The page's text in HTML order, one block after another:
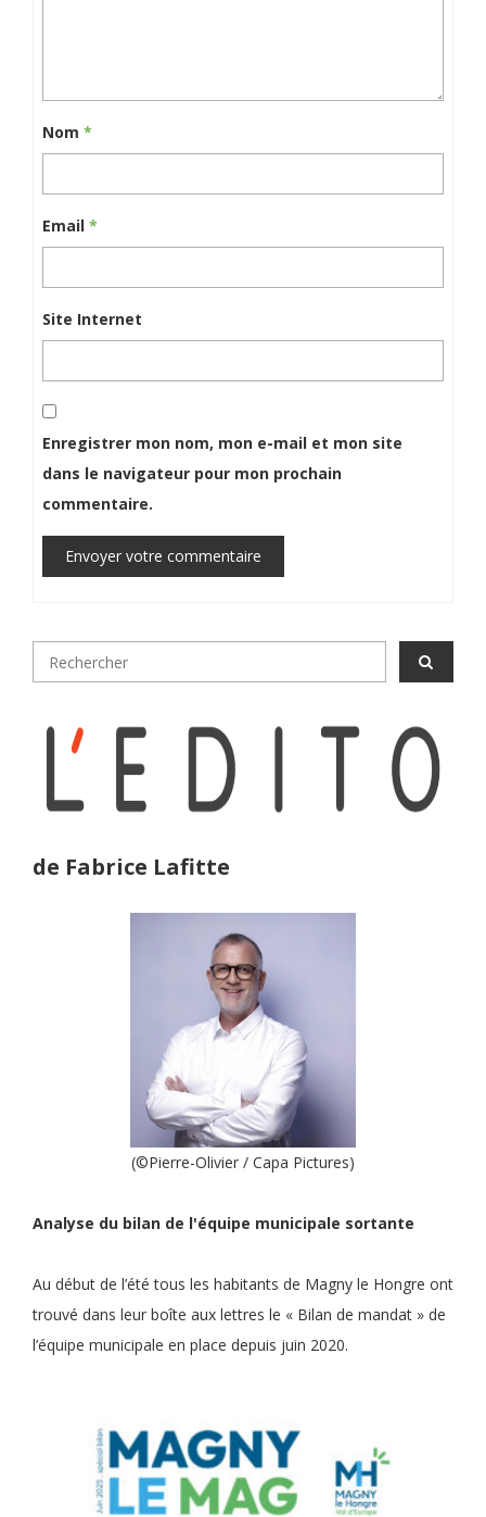
Nom *
Email *
Site Internet
Enregistrer mon nom, mon e-mail et mon site
dans le navigateur pour mon prochain
commentaire.
Envoyer votre commentaire
de Fabrice Lafitte
(©Pierre-Olivier / Capa Pictures)
Analyse du bilan de l'équipe municipale sortante
Au début de l’été tous les habitants de Magny le Hongre ont
trouvé dans leur boîte aux lettres le « Bilan de mandat » de
l’équipe municipale en place depuis juin 2020.